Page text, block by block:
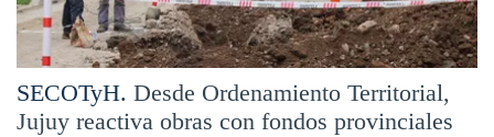
SECOTyH. Desde Ordenamiento Territorial,
Jujuy reactiva obras con fondos provinciales